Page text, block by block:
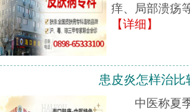
痒、局部溃疡
【详细】
患皮炎怎样治比
中医称夏